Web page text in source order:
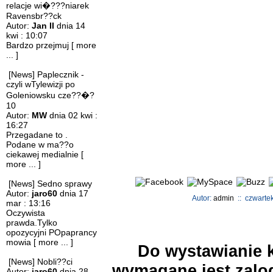
relacje wi�???niarek
Ravensbr??ck
Autor: Jan II dnia 14
kwi : 10:07
Bardzo przejmuj [ more
... ]
[News] Paplecznik -
czyli wTylewizji po
Goleniowsku cze??�?
10
Autor: MW dnia 02 kwi :
16:27
Przegadane to .
Podane w ma??o
ciekawej medialnie [
more ... ]
[News] Sedno sprawy
Autor: jaro60 dnia 17
mar : 13:16
Oczywista
prawda.Tylko
opozycyjni POpaprancy
mowia [ more ... ]
[News] Nobli??ci
Autor: admin ::
Do wystawianie